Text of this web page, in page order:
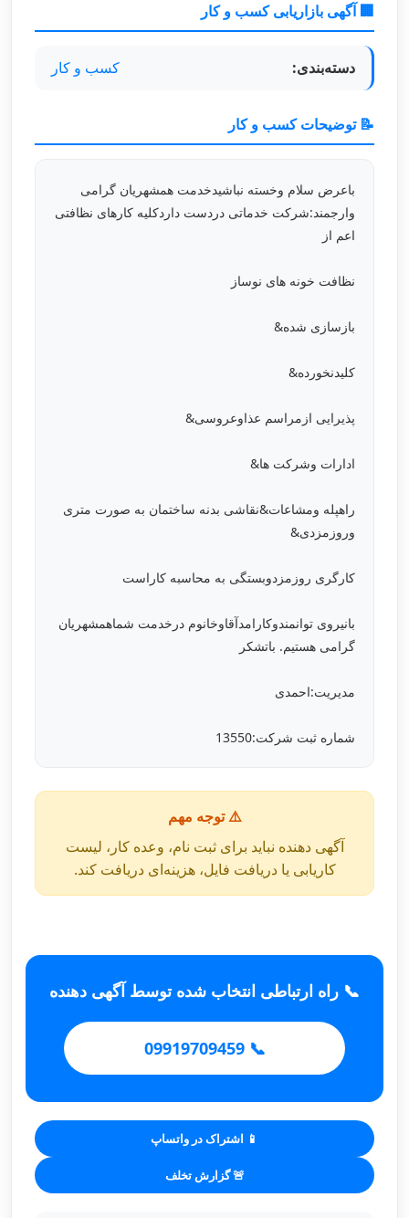
🏢 آگهی بازاریابی کسب و کار
دسته‌بندی: کسب و کار
📝 توضیحات کسب و کار
باعرض سلام وخسته نباشیدخدمت همشهریان گرامی
وارجمند:شرکت خدماتی دردست داردکلیه کارهای نظافتی
اعم از
نظافت خونه های نوساز
بازسازی شده&
کلیدنخورده&
پذیرایی ازمراسم عذاوعروسی&
ادارات وشرکت ها&
راهپله ومشاعات&نقاشی بدنه ساختمان به صورت متری
وروزمزدی&
کارگری روزمزدوبستگی به محاسبه کاراست
بانیروی توانمندوکارامدآقاوخانوم درخدمت شماهمشهریان
گرامی هستیم. باتشکر
مدیریت:احمدی
شماره ثبت شرکت:13550
⚠️ توجه مهم
آگهی دهنده نباید برای ثبت نام، وعده کار، لیست
کاریابی یا دریافت فایل، هزینه‌ای دریافت کند.
📞 راه ارتباطی انتخاب شده توسط آگهی دهنده
📞 09919709459
📱 اشتراک در واتساپ
🚨 گزارش تخلف